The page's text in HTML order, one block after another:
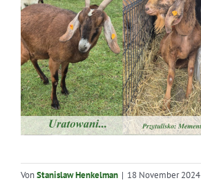
VonStanislaw Henkelman | 18 November 2024